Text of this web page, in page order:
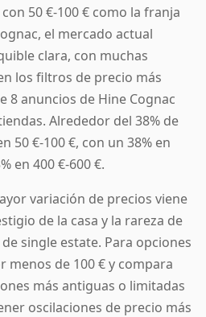
50 €-100 € como la franja
el mercado actual
clara, con muchas
los filtros de precio más
8 anuncios de Hine Cognac
Alrededor del 38% de
50 €-100 €, con un 38% en
en 400 €-600 €.
variación de precios viene
de la casa y la rareza de
single estate. Para opciones
menos de 100 € y compara
más antiguas o limitadas
oscilaciones de precio más